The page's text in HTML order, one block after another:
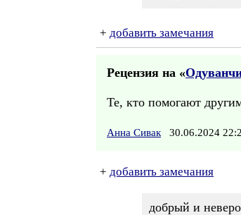
+ добавить замечания
Рецензия на «
Те, кто помогают
Анна Сивак 30.06.2024
+ добавить замечания
добрый и